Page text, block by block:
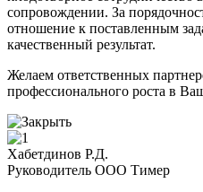
сопровождении. За
отношение к поставленным
качественный результат.
Желаем ответственных
профессионального роста в
Хабетдинов Р.Д.
Руководитель ООО Тимер